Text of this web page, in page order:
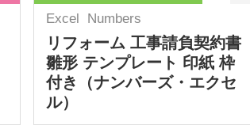
Excel
Numbers
リフォーム 工事請負契約書
雛形 テンプレート 印紙 枠
付き（ナンバーズ・エクセ
ル）